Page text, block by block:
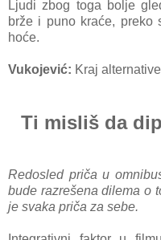
Ljudi zbog toga bolje
brže i puno kraće, preko
hoće.
Vukojević: Kraj
Ti misliš da
Redosled priča u
bude razrešena dilema o
je svaka priča za sebe.